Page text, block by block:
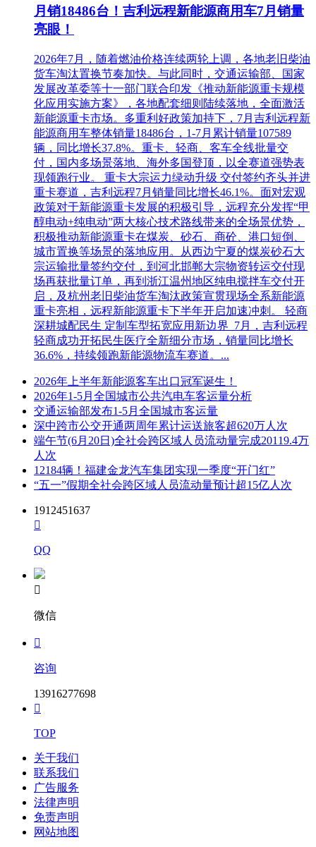
月销18486台！吉利远程新能源商用车7月销量
亮眼！
2026年7月，随着燃油价格连续两轮上调，各地老旧柴油
货车淘汰置换节奏加快。与此同时，交通运输部、国家
发展改革委等十一部门联合印发《推动新能源重卡规模
化应用实施方案》，各地配套细则陆续落地，全面激活
新能源重卡市场。多重利好政策加持下，7月吉利远程新
能源商用车整体销量18486台，1-7月累计销量107589
辆，同比增长37.8%。重卡、轻商、客车全线批量交
付，国内多场景落地、海外多国登顶，以全赛道强势表
现领跑行业。 重卡大宗运力绿动升级 交付签约齐头并进
重卡赛道，吉利远程7月销量同比增长46.1%。面对宏观
政策对于新能源重卡发展的积极引导，远程充分发挥“甲
醇电动+纯电动”两大核心技术路线带来的全场景优势，
积极推动新能源重卡在煤炭、砂石、商砼、港口短倒、
城市置换等场景的落地应用。从西边宁夏的煤炭砂石大
宗运输批量签约交付，到河北邯郸大宗物资转运交付现
场再获批量订单，再到浙江温州地区纯电搅拌车交付开
启，及杭州老旧柴油货车淘汰政策宣贯现场全系新能源
重卡亮相，远程新能源重卡下半年开启加速冲刺。 轻商
深耕城配民生 定制车型拓宽应用新边界 7月，吉利远程
轻商成功开拓民生医疗全新细分市场，销量同比增长
36.6%，持续领跑新能源物流车赛道。...
2026年上半年新能源客车出口冠军诞生！
2026年1-5月全国城市公共汽电车客运量分析
交通运输部发布1-5月全国城市客运量
深中跨市公交开通两周年累计运送旅客超620万人次
端午节(6月20日)全社会跨区域人员流动量完成20119.4万
人次
12184辆！福建金龙汽车集团实现一季度“开门红”
“五一”假期全社会跨区域人员流动量预计超15亿人次
1912451637

QQ

微信

咨询
13916277698

TOP
关于我们
联系我们
广告服务
法律声明
免责声明
网站地图